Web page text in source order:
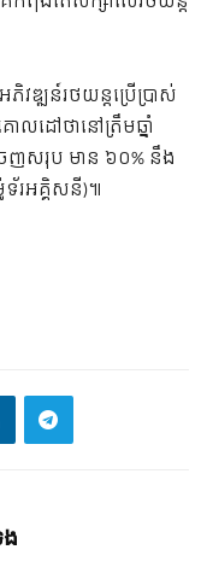
វឌ្ឍន៍​រថយន្ត​ប្រើ​ប្រាស់​
លដៅ​ថា​នៅ​ត្រឹម​ឆ្នាំ
សរុប មាន ៦០% នឹង​
ទ័រ​អគ្គិសនី)៕​